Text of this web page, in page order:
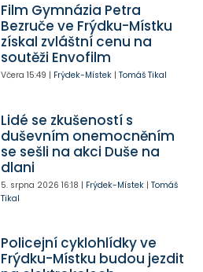
Film Gymnázia Petra
Bezruče ve Frýdku-Místku
získal zvláštní cenu na
soutěži Envofilm
Včera 15:49 | Frýdek-Místek| Tomáš Tikal
Lidé se zkušeností s
duševním onemocněním
se sešli na akci Duše na
dlani
5. srpna 2026 16:18 | Frýdek-Místek| Tomáš
Tikal
Policejní cyklohlídky ve
Frýdku-Místku budou jezdit